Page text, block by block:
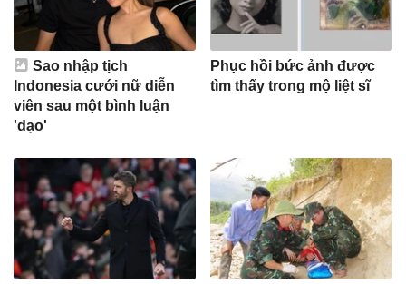
Sao nhập tịch
Indonesia cưới nữ diễn
viên sau một bình luận
'dạo'
Phục hồi bức ảnh được
tìm thấy trong mộ liệt sĩ